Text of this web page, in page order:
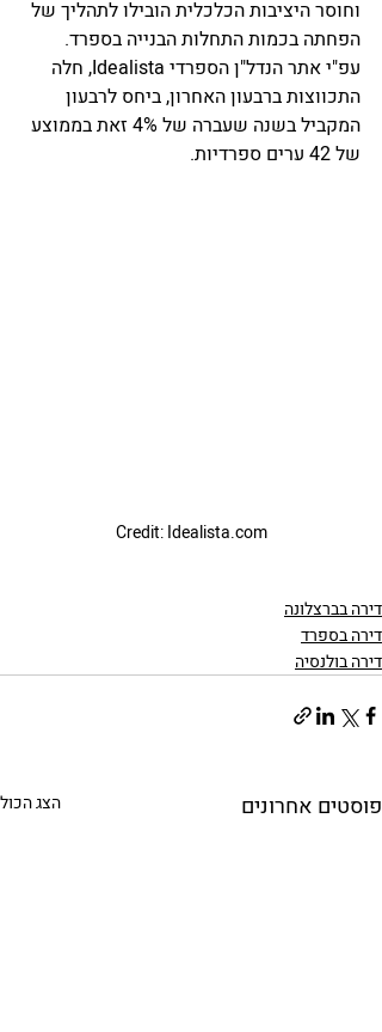
וחוסר היציבות הכלכלית הובילו לתהליך של
הפחתה בכמות התחלות הבנייה בספרד.
עפ"י אתר הנדל"ן הספרדי Idealista, חלה
התכווצות ברבעון האחרון, ביחס לרבעון
המקביל בשנה שעברה של 4% זאת בממוצע
של 42 ערים ספרדיות.
Credit: Idealista.com
דירה בברצלונה
דירה בספרד
דירה בולנסיה
פוסטים אחרונים הצג הכול